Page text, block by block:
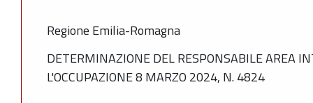
Regione Emilia-Romagna
DETERMINAZIONE DEL RESPONSABILE AREA
L'OCCUPAZIONE 8 MARZO 2024, N. 4824